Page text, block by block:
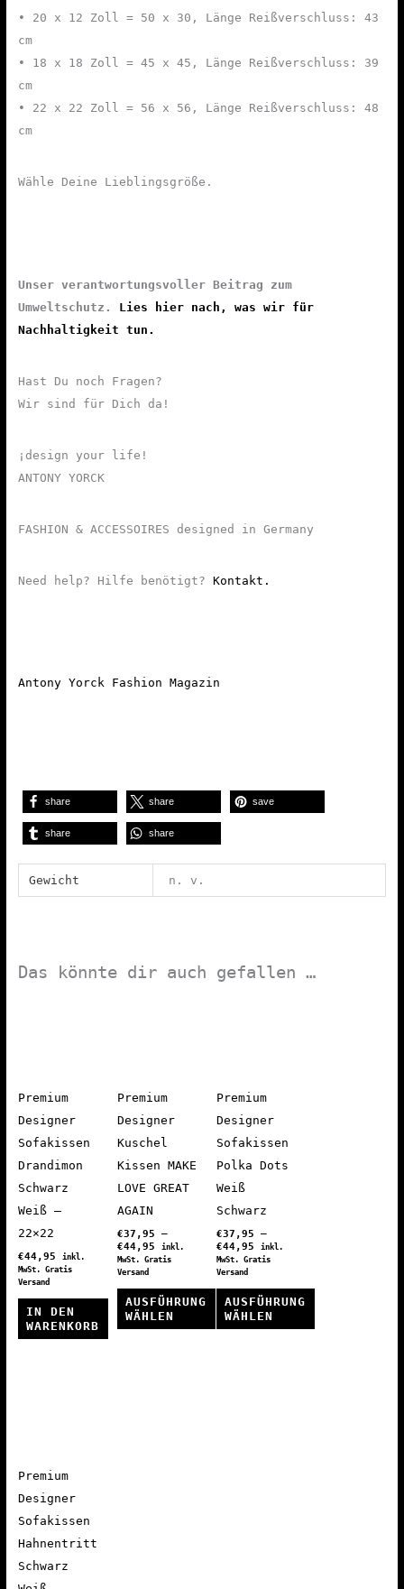
• 20 x 12 Zoll = 50 x 30, Länge Reißverschluss: 43
cm
• 18 x 18 Zoll = 45 x 45, Länge Reißverschluss: 39
cm
• 22 x 22 Zoll = 56 x 56, Länge Reißverschluss: 48
cm
Wähle Deine Lieblingsgröße.
Unser verantwortungsvoller Beitrag zum
Umweltschutz. Lies hier nach, was wir für
Nachhaltigkeit tun.
Hast Du noch Fragen?
Wir sind für Dich da!
¡design your life!
ANTONY YORCK
FASHION & ACCESSOIRES designed in Germany
Need help? Hilfe benötigt? Kontakt.
Antony Yorck Fashion Magazin
share share save
share share
Gewicht n. v.
Das könnte dir auch gefallen …
Premium
Designer
Sofakissen
Drandimon
Schwarz
Weiß –
22×22
€44,95
inkl.
MwSt. Gratis
Versand
IN DEN
WARENKORB
Premium
Designer
Kuschel
Kissen MAKE
LOVE GREAT
AGAIN
€37,95 –
€44,95
inkl.
MwSt. Gratis
Versand
AUSFÜHRUNG
WÄHLEN
Premium
Designer
Sofakissen
Polka Dots
Weiß
Schwarz
€37,95 –
€44,95
inkl.
MwSt. Gratis
Versand
AUSFÜHRUNG
WÄHLEN
Premium
Designer
Sofakissen
Hahnentritt
Schwarz